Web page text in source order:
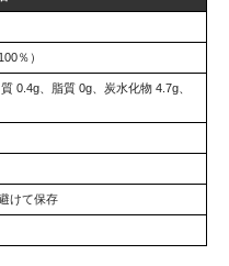
％）
0.4g、脂質 0g、炭水化物 4.7g、
けて保存